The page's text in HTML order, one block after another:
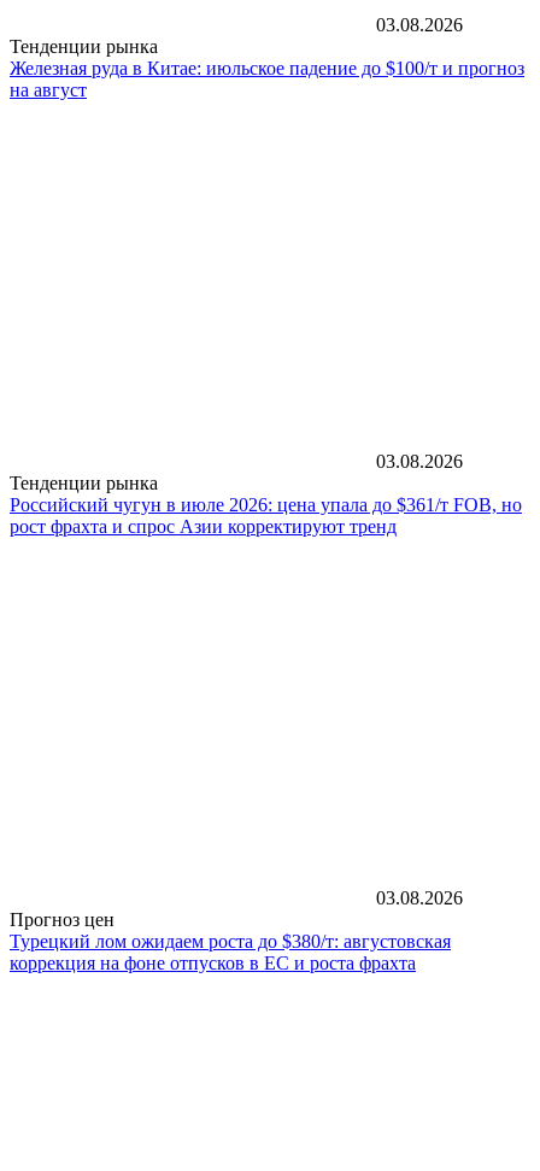
03.08.2026
Тенденции рынка
Железная руда в Китае: июльское падение до $100/т и прогноз
на август
03.08.2026
Тенденции рынка
Российский чугун в июле 2026: цена упала до $361/т FOB, но
рост фрахта и спрос Азии корректируют тренд
03.08.2026
Прогноз цен
Турецкий лом ожидаем роста до $380/т: августовская
коррекция на фоне отпусков в ЕС и роста фрахта